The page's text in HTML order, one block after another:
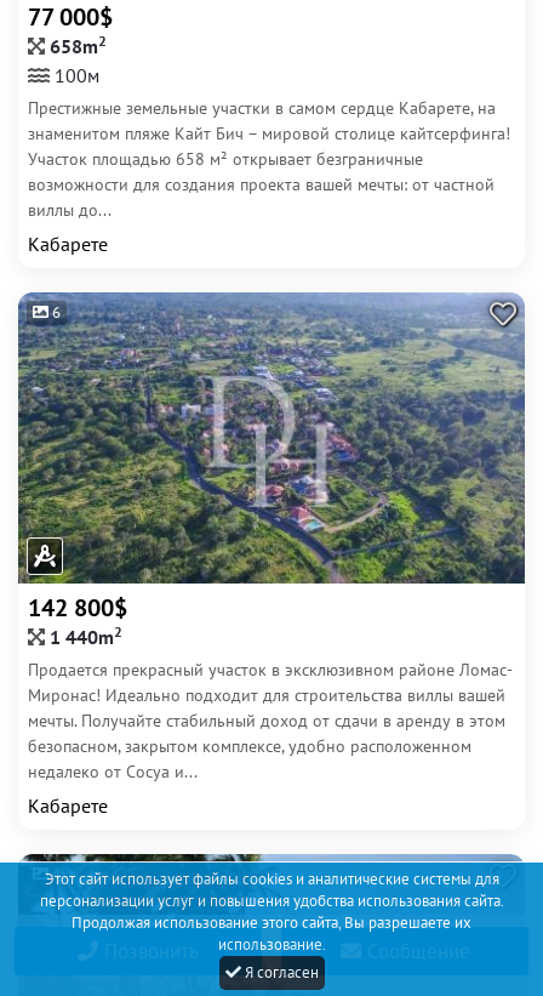
Этот сайт использует файлы cookies и аналитические системы для
персонализации услуг и повышения удобства использования сайта.
Продолжая использование этого сайта, Вы разрешаете их
использование.
Я согласен
77 000$
658m2
100м
Престижные земельные участки в самом сердце Кабарете, на
знаменитом пляже Кайт Бич – мировой столице кайтсерфинга!
Участок площадью 658 м² открывает безграничные
возможности для создания проекта вашей мечты: от частной
виллы до...
Кабарете
6
142 800$
1 440m2
Продается прекрасный участок в эксклюзивном районе Ломас-
Миронас! Идеально подходит для строительства виллы вашей
мечты. Получайте стабильный доход от сдачи в аренду в этом
безопасном, закрытом комплексе, удобно расположенном
недалеко от Сосуа и...
Кабарете
4
Позвонить Сообщение